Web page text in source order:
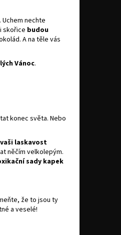
nechte
skořice budou
A na těle vás
Vánoc.
konec světa. Nebo
laskavost
něčím velkolepým.
sady kapek
že to jsou ty
a veselé!